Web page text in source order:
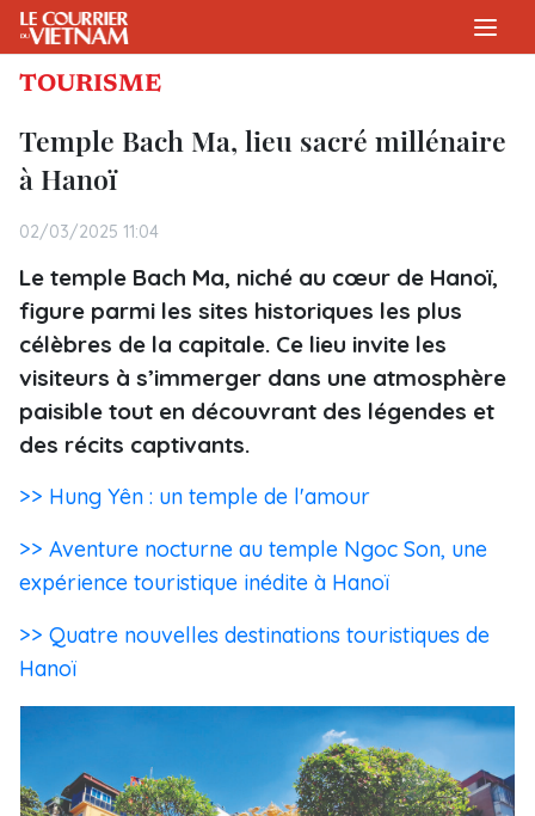
TOURISME
Temple Bach Ma, lieu sacré millénaire
à Hanoï
02/03/2025 11:04
Le temple Bach Ma, niché au cœur de Hanoï,
figure parmi les sites historiques les plus
célèbres de la capitale. Ce lieu invite les
visiteurs à s’immerger dans une atmosphère
paisible tout en découvrant des légendes et
des récits captivants.
>> Hung Yên : un temple de l'amour
>> Aventure nocturne au temple Ngoc Son, une
expérience touristique inédite à Hanoï
>> Quatre nouvelles destinations touristiques de
Hanoï